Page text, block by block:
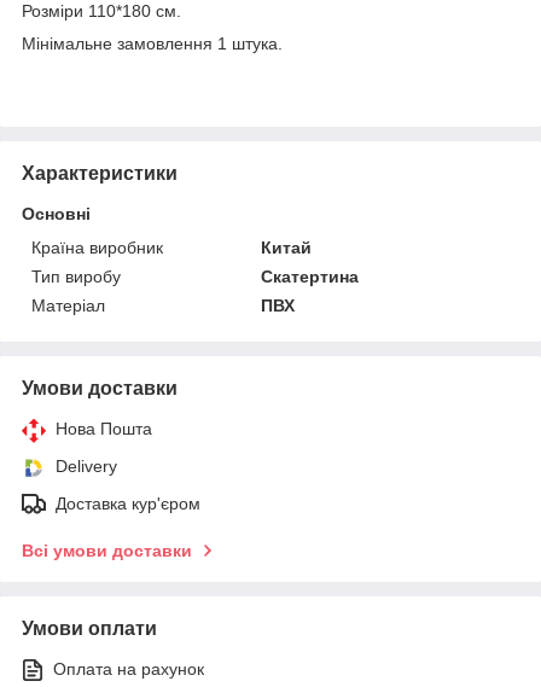
Розміри 110*180 см.
Мінімальне замовлення 1 штука.
Характеристики
Основні
Країна виробник
Китай
Тип виробу
Скатертина
Матеріал
ПВХ
Умови доставки
Нова Пошта
Delivery
Доставка кур'єром
Всі умови доставки
Умови оплати
Оплата на рахунок